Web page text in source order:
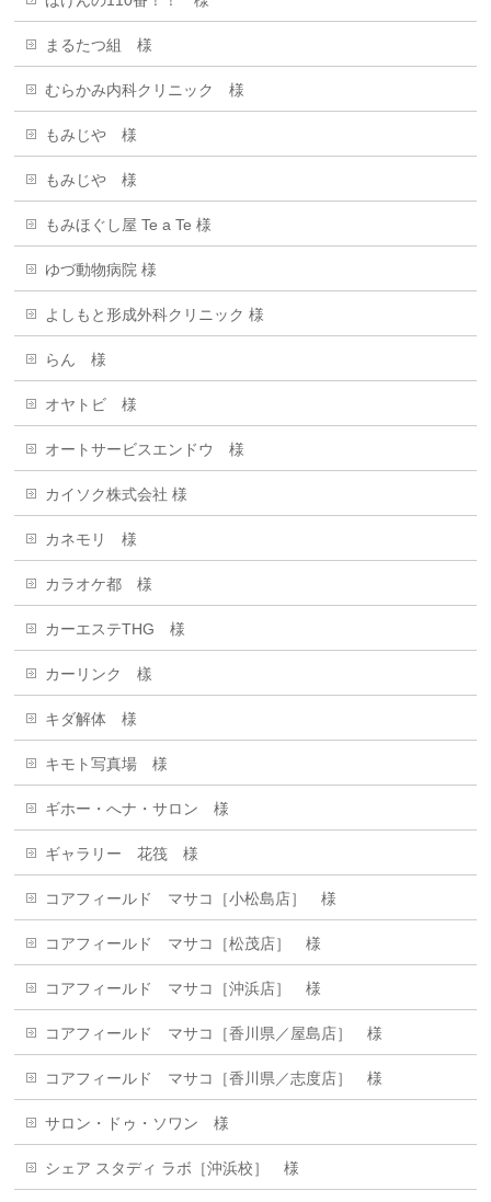
まるたつ組 様
むらかみ内科クリニック 様
もみじや 様
もみじや 様
もみほぐし屋 Te a Te 様
ゆづ動物病院 様
よしもと形成外科クリニック 様
らん 様
オヤトビ 様
オートサービスエンドウ 様
カイソク株式会社 様
カネモリ 様
カラオケ都 様
カーエステTHG 様
カーリンク 樣
キダ解体 様
キモト写真場 様
ギホー・へナ・サロン 様
ギャラリー 花筏 様
コアフィールド マサコ［小松島店］ 様
コアフィールド マサコ［松茂店］ 様
コアフィールド マサコ［沖浜店］ 様
コアフィールド マサコ［香川県／屋島店］ 様
コアフィールド マサコ［香川県／志度店］ 様
サロン・ドゥ・ソワン 様
シェア スタディ ラボ［沖浜校］ 様